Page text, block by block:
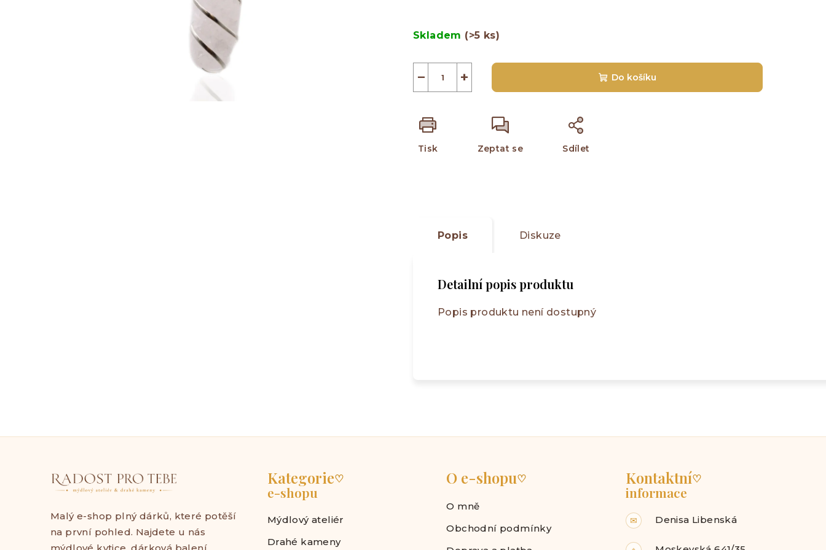
hvězdiček.
cena:
Skladem (>5 ks)
+
− Do košíku
Tisk Zeptat se Sdílet
Popis Diskuze
Detailní popis produktu
Popis produktu není dostupný
Malý e-shop plný dárků, které potěší
na první pohled. Najdete u nás
Kategorie♡
e-shopu
Mýdlový ateliér
Drahé kameny
O e-shopu♡
O mně
Obchodní podmínky
Kontaktní♡
informace
✉ Denisa Libenská